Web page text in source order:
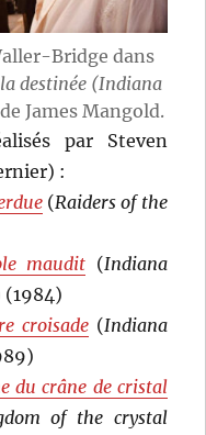
Bridge dans
destinée (Indiana
de James Mangold.
par Steven
:
(Raiders of the
maudit (Indiana
(1984)
croisade(Indiana
du crâne de cristal
of the crystal